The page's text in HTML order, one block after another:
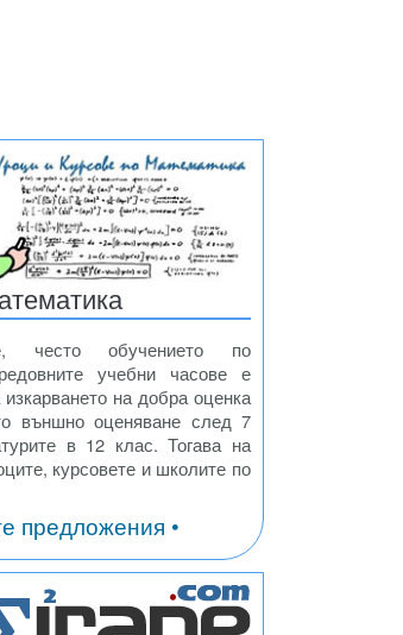
често обучението по
учебни часове е
изкарването на добра оценка
външно оценяване след 7
в 12 клас. Тогава на
курсовете и школите по
предложения •